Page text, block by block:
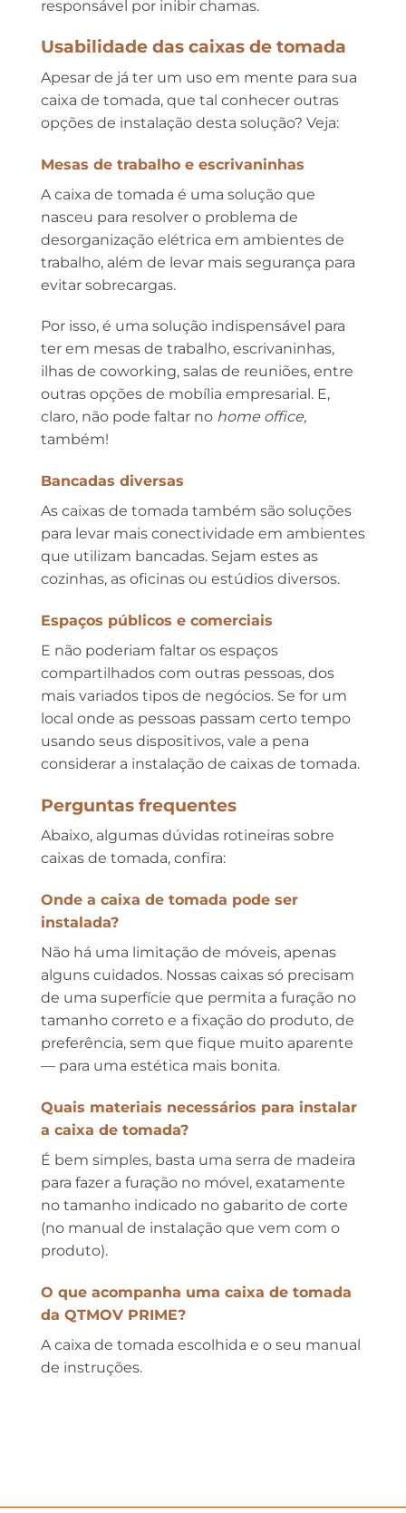
responsável por inibir chamas.
Usabilidade das caixas de tomada
Apesar de já ter um uso em mente para sua
caixa de tomada, que tal conhecer outras
opções de instalação desta solução? Veja:
Mesas de trabalho e escrivaninhas
A caixa de tomada é uma solução que
nasceu para resolver o problema de
desorganização elétrica em ambientes de
trabalho, além de levar mais segurança para
evitar sobrecargas.
Por isso, é uma solução indispensável para
ter em mesas de trabalho, escrivaninhas,
ilhas de coworking, salas de reuniões, entre
outras opções de mobília empresarial. E,
claro, não pode faltar no home office,
também!
Bancadas diversas
As caixas de tomada também são soluções
para levar mais conectividade em ambientes
que utilizam bancadas. Sejam estes as
cozinhas, as oficinas ou estúdios diversos.
Espaços públicos e comerciais
E não poderiam faltar os espaços
compartilhados com outras pessoas, dos
mais variados tipos de negócios. Se for um
local onde as pessoas passam certo tempo
usando seus dispositivos, vale a pena
considerar a instalação de caixas de tomada.
Perguntas frequentes
Abaixo, algumas dúvidas rotineiras sobre
caixas de tomada, confira:
Onde a caixa de tomada pode ser
instalada?
Não há uma limitação de móveis, apenas
alguns cuidados. Nossas caixas só precisam
de uma superfície que permita a furação no
tamanho correto e a fixação do produto, de
preferência, sem que fique muito aparente
— para uma estética mais bonita.
Quais materiais necessários para instalar
a caixa de tomada?
É bem simples, basta uma serra de madeira
para fazer a furação no móvel, exatamente
no tamanho indicado no gabarito de corte
(no manual de instalação que vem com o
produto).
O que acompanha uma caixa de tomada
da QTMOV PRIME?
A caixa de tomada escolhida e o seu manual
de instruções.